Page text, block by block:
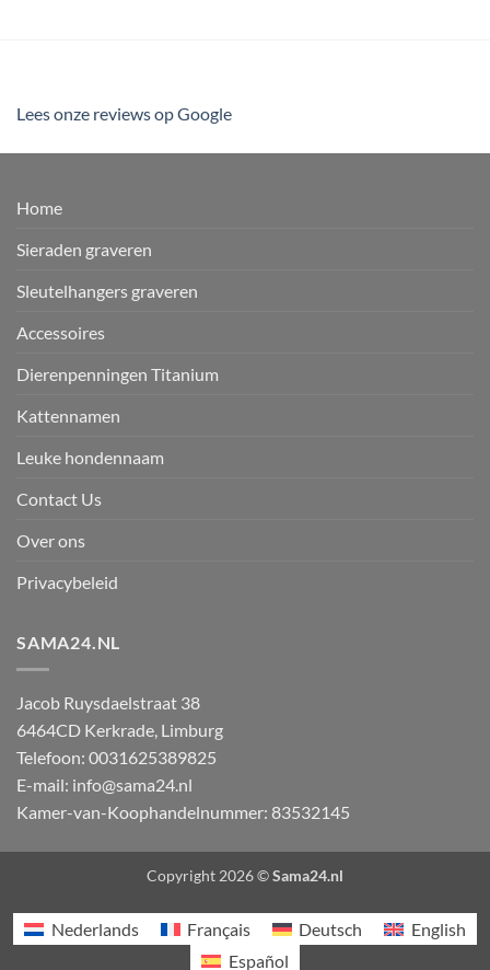
Lees onze reviews op Google
Home
Sieraden graveren
Sleutelhangers graveren
Accessoires
Dierenpenningen Titanium
Kattennamen
Leuke hondennaam
Contact Us
Over ons
Privacybeleid
SAMA24.NL
Jacob Ruysdaelstraat 38
6464CD Kerkrade Limburg
Telefoon: 0031625389825
E-mail: info@sama24.nl
Kamer-van-Koophandelnummer: 83532145
Copyright 2026 ©Sama24.nl
Nederlands Français Deutsch
English
Español